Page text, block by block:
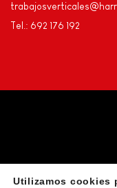
Tel.: 692 176 192
Utilizamos cookies